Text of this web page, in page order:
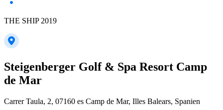
THE SHIP 2019
Steigenberger Golf & Spa Resort Camp
de Mar
Carrer Taula, 2, 07160 es Camp de Mar, Illes Balears, Spanien